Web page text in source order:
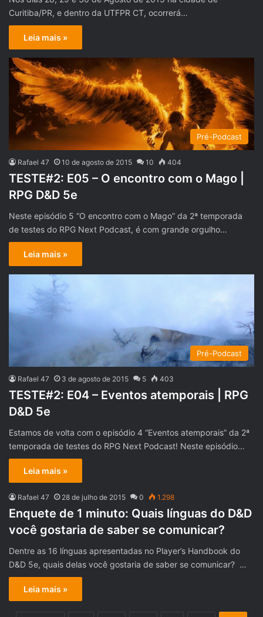
Curitiba/PR, e dentro da UTFPR CT, ocorrerá…
Leia mais »
Pré-Podcast
Rafael 47 10 de agosto de 2015 10 404
TESTE#2: E05 – O encontro com o Mago |
RPG D&D 5e
Neste episódio 5 “O encontro com o Mago” da 2ª temporada
de testes do RPG Next Podcast, é com grande orgulho…
Leia mais »
Pré-Podcast
Rafael 47 3 de agosto de 2015 5 403
TESTE#2: E04 – Eventos atemporais | RPG
D&D 5e
Estamos de volta com o episódio 4 “Eventos atemporais” da 2ª
temporada de testes do RPG Next Podcast! Neste episódio…
Leia mais »
Rafael 47 28 de julho de 2015 0 1.298
Enquete de 1 minuto: Quais línguas do D&D
você gostaria de saber se comunicar?
Dentre as 16 línguas apresentadas no Player’s Handbook do
D&D 5e, quais delas você gostaria de saber se comunicar? …
Leia mais »